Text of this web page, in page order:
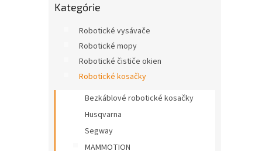
kategórie
Kategórie
Robotické vysávače
Robotické mopy
Robotické čističe okien
Robotické kosačky
Bezkáblové robotické kosačky
Husqvarna
Segway
MAMMOTION